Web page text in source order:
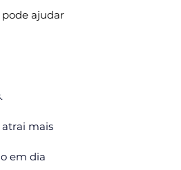
pode ajudar
mais
em dia